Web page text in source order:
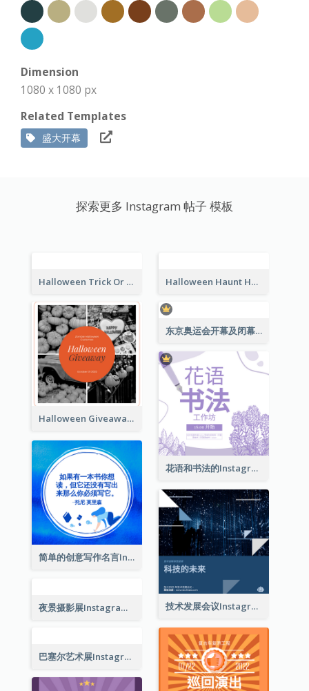
Dimension
1080 x 1080 px
Related Templates
盛大开幕
探索更多 Instagram 帖子 模板
Halloween Trick Or Treat Instagram Post Halloween Haunt House Instagram Post
Halloween Giveaway Instagram Post 东京奥运会开幕及闭幕式Instagram帖子
简单的创意写作名言Instagram帖子